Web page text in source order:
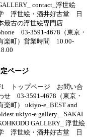
contact_浮世絵
浮世絵・酒井好古堂 日
最古の浮世絵専門店
03-3591-4678（東京・
楽町）営業時間 10.00-
定ページ
トップページ お問い合
せ 03-3591-4678（東京・
楽町） ukiyo-e_BEST and
ukiyo-e gallery＿SAKAI
GALLERY_ 浮世絵
浮世絵・酒井好古堂 日